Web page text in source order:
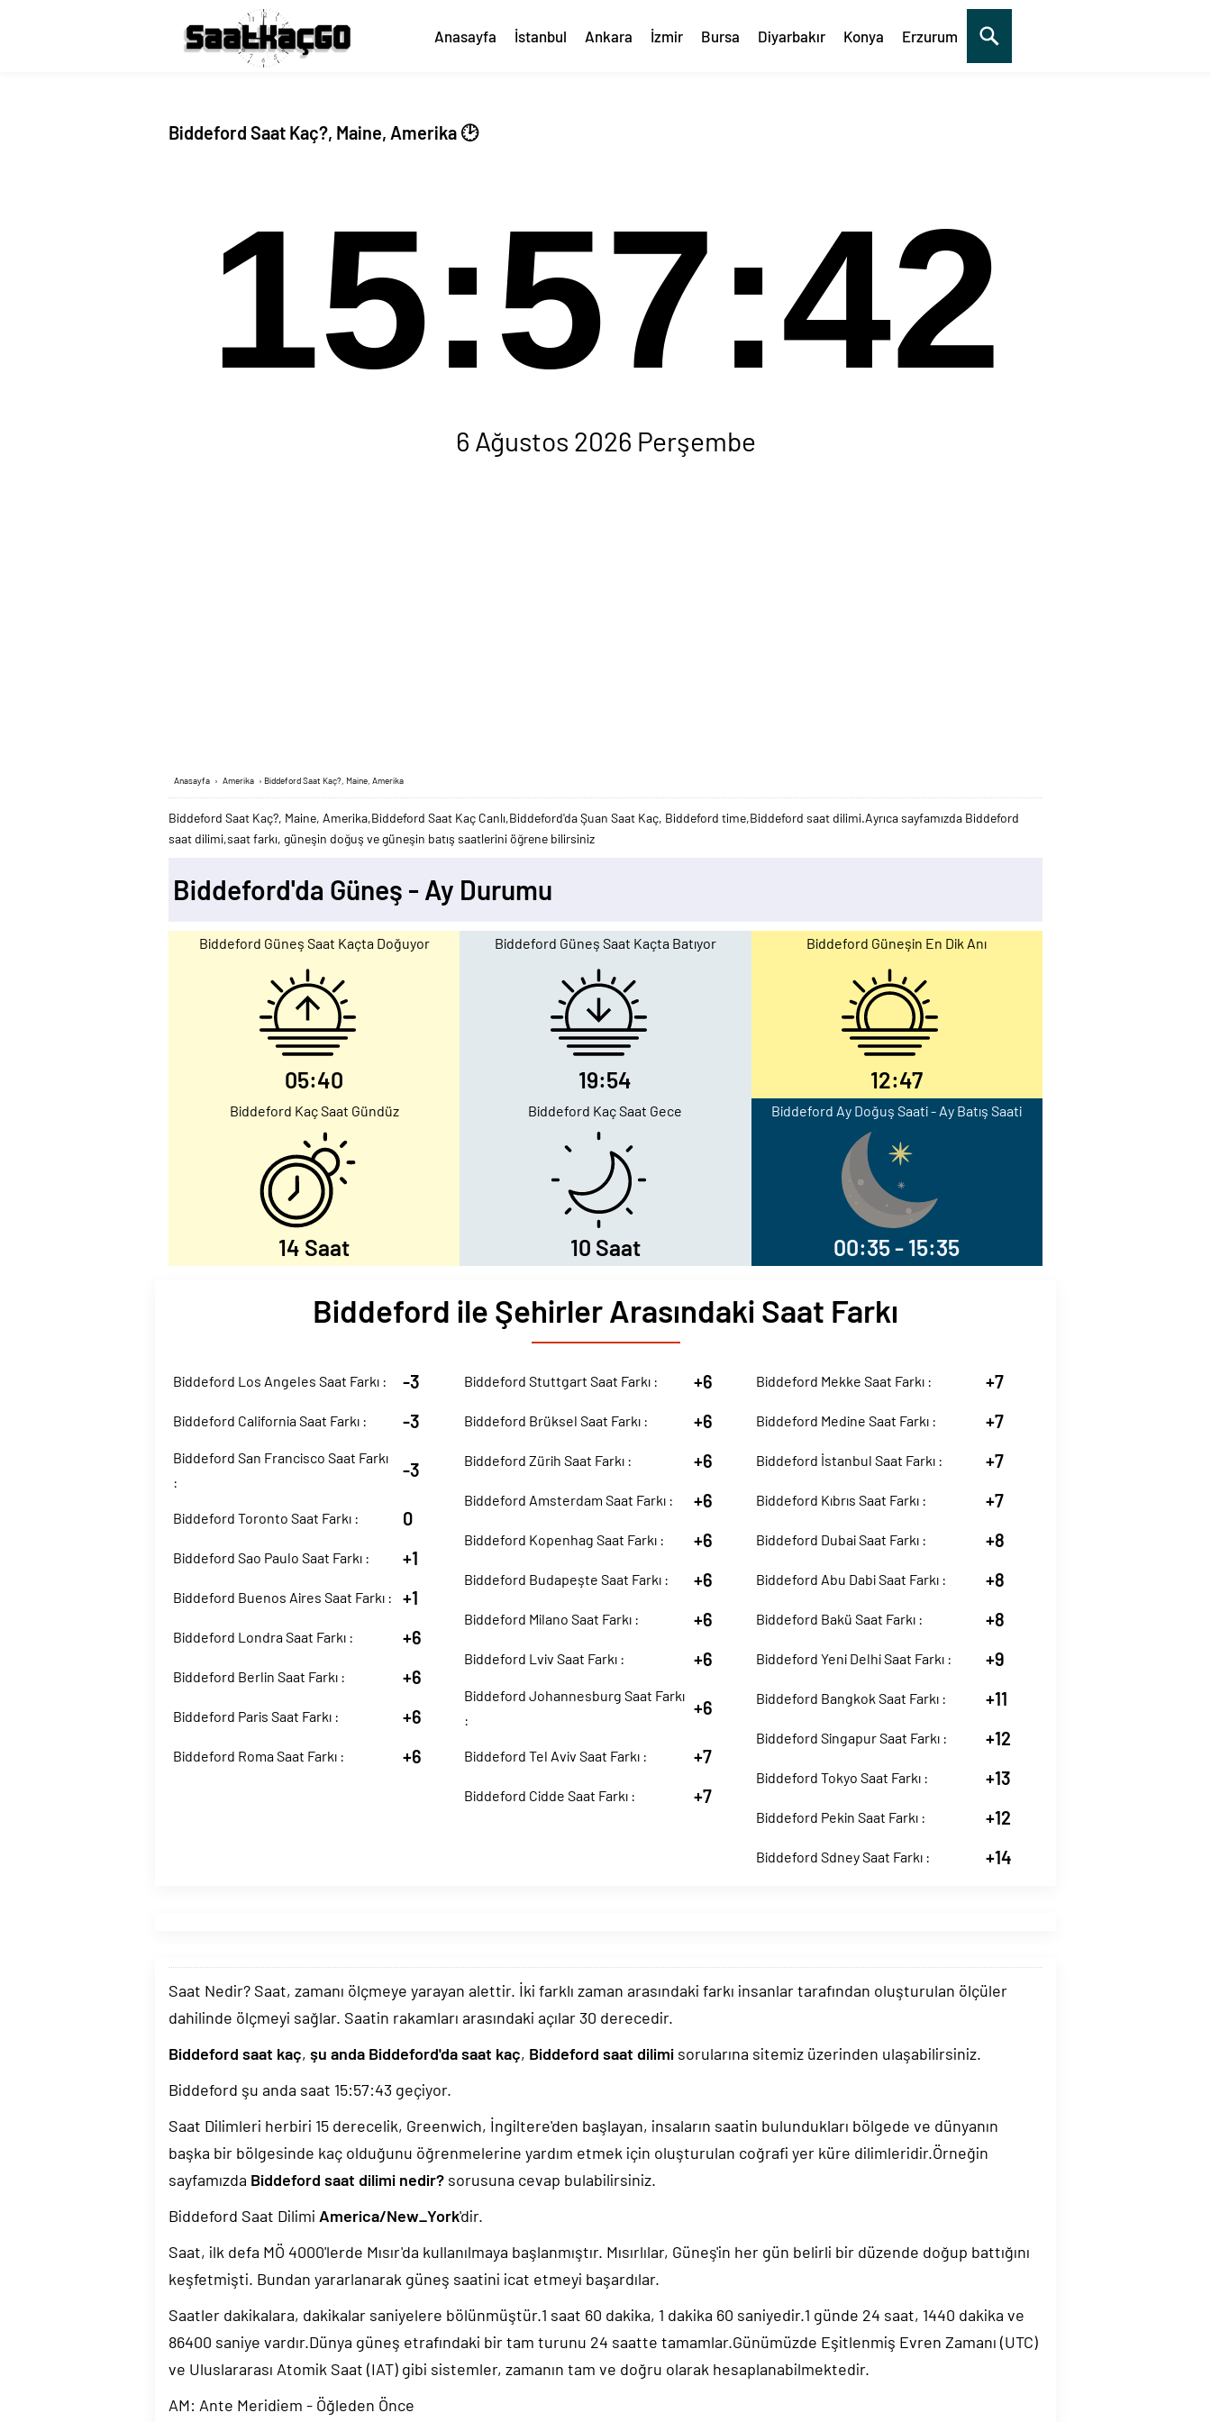
Anasayfa İstanbul Ankara İzmir Bursa Diyarbakır Konya Erzurum
Biddeford Saat Kaç?, Maine, Amerika 🕑
15:57:43
6 Ağustos 2026 Perşembe
Anasayfa › Amerika › Biddeford Saat Kaç?, Maine, Amerika
Biddeford Saat Kaç?, Maine, Amerika,Biddeford Saat Kaç Canlı,Biddeford'da Şuan Saat Kaç, Biddeford time,Biddeford saat dilimi.Ayrıca sayfamızda Biddeford
saat dilimi,saat farkı, güneşin doğuş ve güneşin batış saatlerini öğrene bilirsiniz
Biddeford'da Güneş - Ay Durumu
Biddeford Güneş Saat Kaçta Doğuyor
05:40
Biddeford Güneş Saat Kaçta Batıyor
19:54
Biddeford Güneşin En Dik Anı
12:47
Biddeford Kaç Saat Gündüz
14 Saat
Biddeford Kaç Saat Gece
10 Saat
Biddeford Ay Doğuş Saati - Ay Batış Saati
00:35 - 15:35
Biddeford ile Şehirler Arasındaki Saat Farkı
Biddeford Los Angeles Saat Farkı : -3
Biddeford California Saat Farkı : -3
Biddeford San Francisco Saat Farkı
:
-3
Biddeford Toronto Saat Farkı : 0
Biddeford Sao Paulo Saat Farkı : +1
Biddeford Buenos Aires Saat Farkı : +1
Biddeford Londra Saat Farkı : +6
Biddeford Berlin Saat Farkı : +6
Biddeford Paris Saat Farkı : +6
Biddeford Roma Saat Farkı : +6
Biddeford Stuttgart Saat Farkı : +6
Biddeford Brüksel Saat Farkı : +6
Biddeford Zürih Saat Farkı : +6
Biddeford Amsterdam Saat Farkı : +6
Biddeford Kopenhag Saat Farkı : +6
Biddeford Budapeşte Saat Farkı : +6
Biddeford Milano Saat Farkı : +6
Biddeford Lviv Saat Farkı : +6
Biddeford Johannesburg Saat Farkı
:
+6
Biddeford Tel Aviv Saat Farkı : +7
Biddeford Cidde Saat Farkı : +7
Biddeford Mekke Saat Farkı : +7
Biddeford Medine Saat Farkı : +7
Biddeford İstanbul Saat Farkı : +7
Biddeford Kıbrıs Saat Farkı : +7
Biddeford Dubai Saat Farkı : +8
Biddeford Abu Dabi Saat Farkı : +8
Biddeford Bakü Saat Farkı : +8
Biddeford Yeni Delhi Saat Farkı : +9
Biddeford Bangkok Saat Farkı : +11
Biddeford Singapur Saat Farkı : +12
Biddeford Tokyo Saat Farkı : +13
Biddeford Pekin Saat Farkı : +12
Biddeford Sdney Saat Farkı : +14
Saat Nedir? Saat, zamanı ölçmeye yarayan alettir. İki farklı zaman arasındaki farkı insanlar tarafından oluşturulan ölçüler
dahilinde ölçmeyi sağlar. Saatin rakamları arasındaki açılar 30 derecedir.
Biddeford saat kaç, şu anda Biddeford'da saat kaç, Biddeford saat dilimi sorularına sitemiz üzerinden ulaşabilirsiniz.
Biddeford şu anda saat 15:57:44 geçiyor.
Saat Dilimleri herbiri 15 derecelik, Greenwich, İngiltere'den başlayan, insaların saatin bulundukları bölgede ve dünyanın
başka bir bölgesinde kaç olduğunu öğrenmelerine yardım etmek için oluşturulan coğrafi yer küre dilimleridir.Örneğin
sayfamızda Biddeford saat dilimi nedir? sorusuna cevap bulabilirsiniz.
Biddeford Saat Dilimi America/New_York'dir.
Saat, ilk defa MÖ 4000'lerde Mısır'da kullanılmaya başlanmıştır. Mısırlılar, Güneş'in her gün belirli bir düzende doğup battığını
keşfetmişti. Bundan yararlanarak güneş saatini icat etmeyi başardılar.
Saatler dakikalara, dakikalar saniyelere bölünmüştür.1 saat 60 dakika, 1 dakika 60 saniyedir.1 günde 24 saat, 1440 dakika ve
86400 saniye vardır.Dünya güneş etrafındaki bir tam turunu 24 saatte tamamlar.Günümüzde Eşitlenmiş Evren Zamanı (UTC)
ve Uluslararası Atomik Saat (IAT) gibi sistemler, zamanın tam ve doğru olarak hesaplanabilmektedir.
AM: Ante Meridiem - Öğleden Önce